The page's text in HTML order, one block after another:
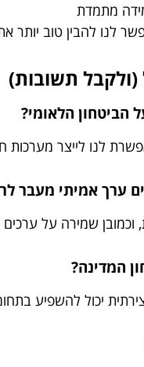
מתמדת
לנו להבין טוב יותר
תשובות)
הביטחון הלאומי?
לנו לייצר מערכות
ערך אמיתי מעבר
וכמובן שמירה על
המדינה?
יכול להשפיע